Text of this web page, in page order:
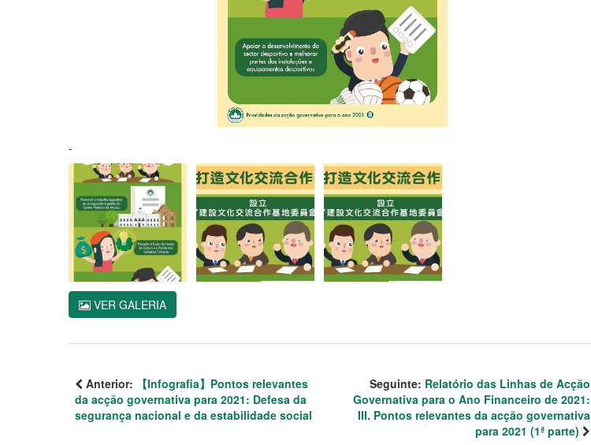
-
VER GALERIA
Anterior:
【Infografia】Pontos relevantes
da acção governativa para 2021: Defesa da
segurança nacional e da estabilidade social
Seguinte: Relatório das Linhas de Acção
Governativa para o Ano Financeiro de 2021:
III. Pontos relevantes da acção governativa
para 2021 (1ª parte)